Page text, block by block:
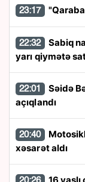
23:17
22:32
yarı qiymətə
22:01
açıqlandı
20:40
xəsarət aldı